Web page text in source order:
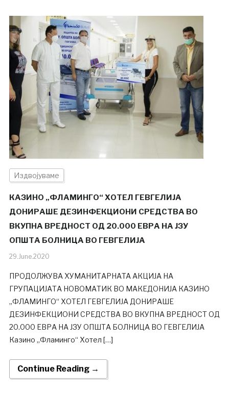
Издвојуваме
КАЗИНО „ФЛАМИНГО“ ХОТЕЛ ГЕВГЕЛИЈА
ДОНИРАШЕ ДЕЗИНФЕКЦИОНИ СРЕДСТВА ВО
ВКУПНА ВРЕДНОСТ ОД 20.000 ЕВРА НА ЈЗУ
ОПШТА БОЛНИЦА ВО ГЕВГЕЛИЈА
29.June.2020
ПРОДОЛЖУВА ХУМАНИТАРНАTA АКЦИЈА НА
ГРУПАЦИЈАТА НОВОМАТИК ВО МАКЕДОНИЈА КАЗИНО
„ФЛАМИНГО“ ХОТЕЛ ГЕВГЕЛИЈА ДОНИРАШЕ
ДЕЗИНФЕКЦИОНИ СРЕДСТВА ВО ВКУПНА ВРЕДНОСТ ОД
20.000 ЕВРА НА ЈЗУ ОПШТА БОЛНИЦА ВО ГЕВГЕЛИЈА
Казино „Фламинго“ Хотел […]
Continue Reading →